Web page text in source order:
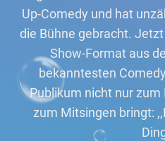
Up-Comedy und hat
die Bühne gebracht.
Show-Format aus
bekanntesten
Publikum nicht nur zum
zum Mitsingen bringt: